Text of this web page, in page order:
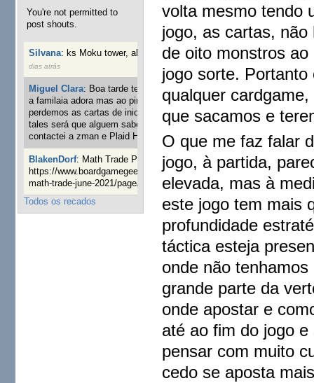
You're not permitted to
post shouts.
Silvana: ks Moku tower, alguém interessado?
40 semanas 3
dias atrás
Miguel Clara: Boa tarde tenho jogo Mice and mistics que
a familaia adora mas ao pintarmos as miniaturas
perdemos as cartas de iniciaticva da expanção downood
tales será que alguem sabe onde adquirir as cartas já
contactei a zman e Plaid Hat e nada
1 ano 8 semanas atrás
BlakenDorf: Math Trade Portuguesa a decorrer. Aqui:
https://www.boardgamegeek.com/geeklist/286035/portugal-
math-trade-june-2021/page/1
1 ano 9 semanas atrás
Todos os recados
volta mesmo tendo
jogo, as cartas,
de oito monstros
jogo sorte.
qualquer
que sacamos e
O que me faz falar
jogo, à partida,
elevada, mas à
este jogo tem mais
profundidade
táctica esteja
onde não
grande parte da
onde apostar e
até ao fim do jogo
pensar com muito
cedo se aposta